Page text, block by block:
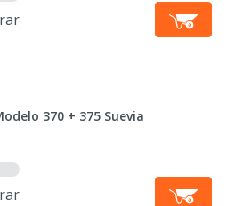
370 + 375 Suevia